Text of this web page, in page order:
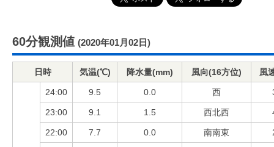
60分観測値 (2020年01月02日)
日時 気温(℃) 降水量(mm) 風向(16方位) 風
24:00 9.5 0.0 西
23:00 9.1 1.5 西北西
22:00 7.7 0.0 南南東